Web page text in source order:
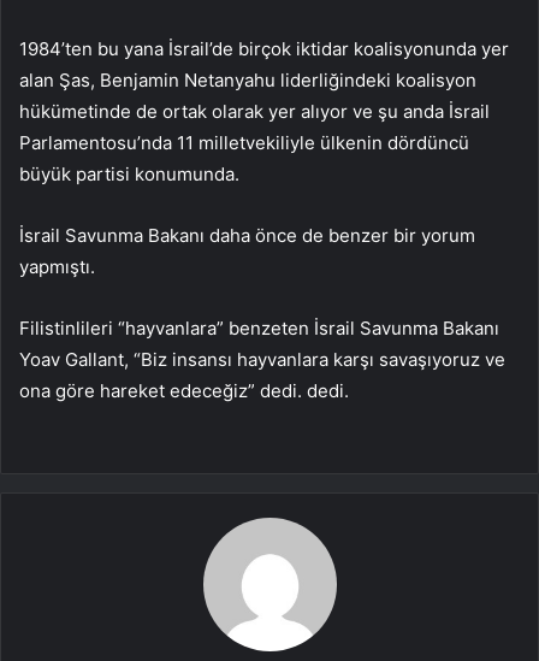
1984’ten bu yana İsrail’de birçok iktidar koalisyonunda yer
alan Şas, Benjamin Netanyahu liderliğindeki koalisyon
hükümetinde de ortak olarak yer alıyor ve şu anda İsrail
Parlamentosu’nda 11 milletvekiliyle ülkenin dördüncü
büyük partisi konumunda.
İsrail Savunma Bakanı daha önce de benzer bir yorum
yapmıştı.
Filistinlileri “hayvanlara” benzeten İsrail Savunma Bakanı
Yoav Gallant, “Biz insansı hayvanlara karşı savaşıyoruz ve
ona göre hareket edeceğiz” dedi. dedi.